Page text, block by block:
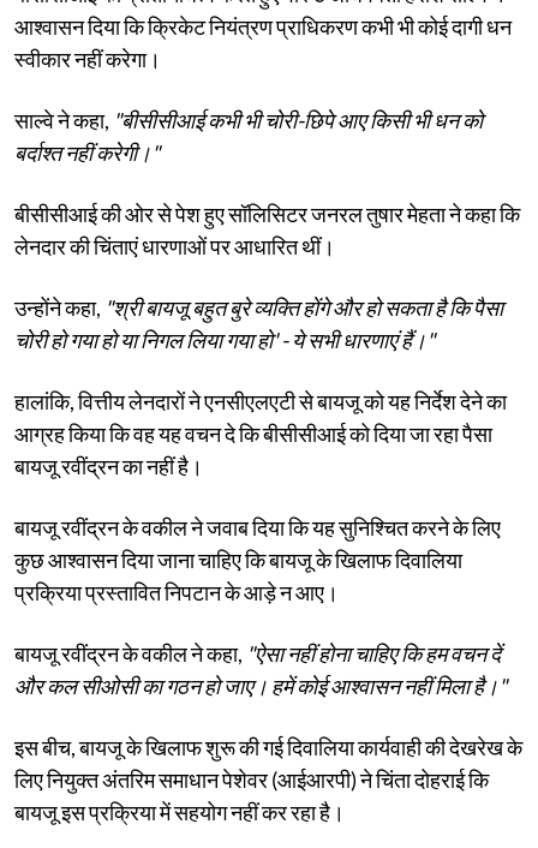
आश्वासन दिया कि क्रिकेट नियंत्रण प्राधिकरण कभी भी कोई दागी धन
स्वीकार नहीं करेगा।
साल्वे ने कहा, "बीसीसीआई कभी भी चोरी-छिपे आए किसी भी धन को
बर्दाश्त नहीं करेगी।"
बीसीसीआई की ओर से पेश हुए सॉलिसिटर जनरल तुषार मेहता ने कहा कि
लेनदार की चिंताएं धारणाओं पर आधारित थीं।
उन्होंने कहा, "श्री बायजू बहुत बुरे व्यक्ति होंगे और हो सकता है कि पैसा
चोरी हो गया हो या निगल लिया गया हो' - ये सभी धारणाएं हैं।"
हालांकि, वित्तीय लेनदारों ने एनसीएलएटी से बायजू को यह निर्देश देने का
आग्रह किया कि वह यह वचन दे कि बीसीसीआई को दिया जा रहा पैसा
बायजू रवींद्रन का नहीं है।
बायजू रवींद्रन के वकील ने जवाब दिया कि यह सुनिश्चित करने के लिए
कुछ आश्वासन दिया जाना चाहिए कि बायजू के खिलाफ दिवालिया
प्रक्रिया प्रस्तावित निपटान के आड़े न आए।
बायजू रवींद्रन के वकील ने कहा, "ऐसा नहीं होना चाहिए कि हम वचन दें
और कल सीओसी का गठन हो जाए। हमें कोई आश्वासन नहीं मिला है।"
इस बीच, बायजू के खिलाफ शुरू की गई दिवालिया कार्यवाही की देखरेख के
लिए नियुक्त अंतरिम समाधान पेशेवर (आईआरपी) ने चिंता दोहराई कि
बायजू इस प्रक्रिया में सहयोग नहीं कर रहा है।